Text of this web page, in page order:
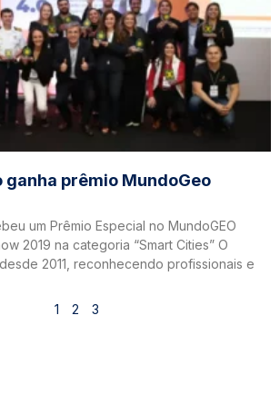
ganha prêmio MundoGeo
um Prêmio Especial no MundoGEO
2019 na categoria “Smart Cities” O
2011, reconhecendo profissionais e
1 2 3